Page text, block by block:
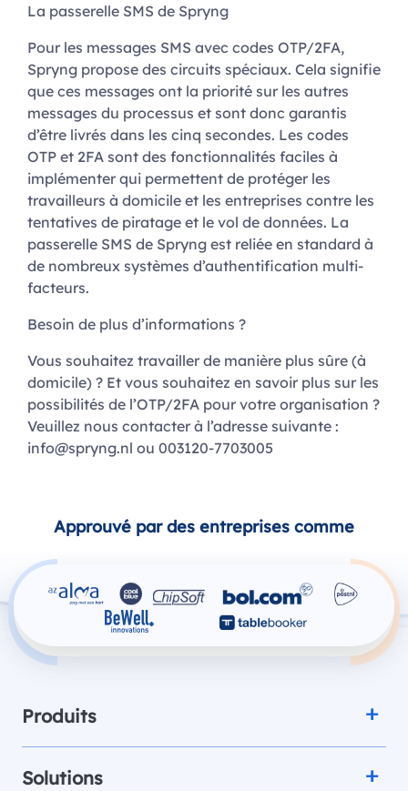
La passerelle SMS de Spryng
Pour les messages SMS avec codes OTP/2FA,
Spryng propose des circuits spéciaux. Cela signifie
que ces messages ont la priorité sur les autres
messages du processus et sont donc garantis
d’être livrés dans les cinq secondes. Les codes
OTP et 2FA sont des fonctionnalités faciles à
implémenter qui permettent de protéger les
travailleurs à domicile et les entreprises contre les
tentatives de piratage et le vol de données. La
passerelle SMS de Spryng est reliée en standard à
de nombreux systèmes d’authentification multi-
facteurs.
Besoin de plus d’informations ?
Vous souhaitez travailler de manière plus sûre (à
domicile) ? Et vous souhaitez en savoir plus sur les
possibilités de l’OTP/2FA pour votre organisation ?
Veuillez nous contacter à l’adresse suivante :
info@spryng.nl ou 003120-7703005
Approuvé par des entreprises comme
Produits
Solutions